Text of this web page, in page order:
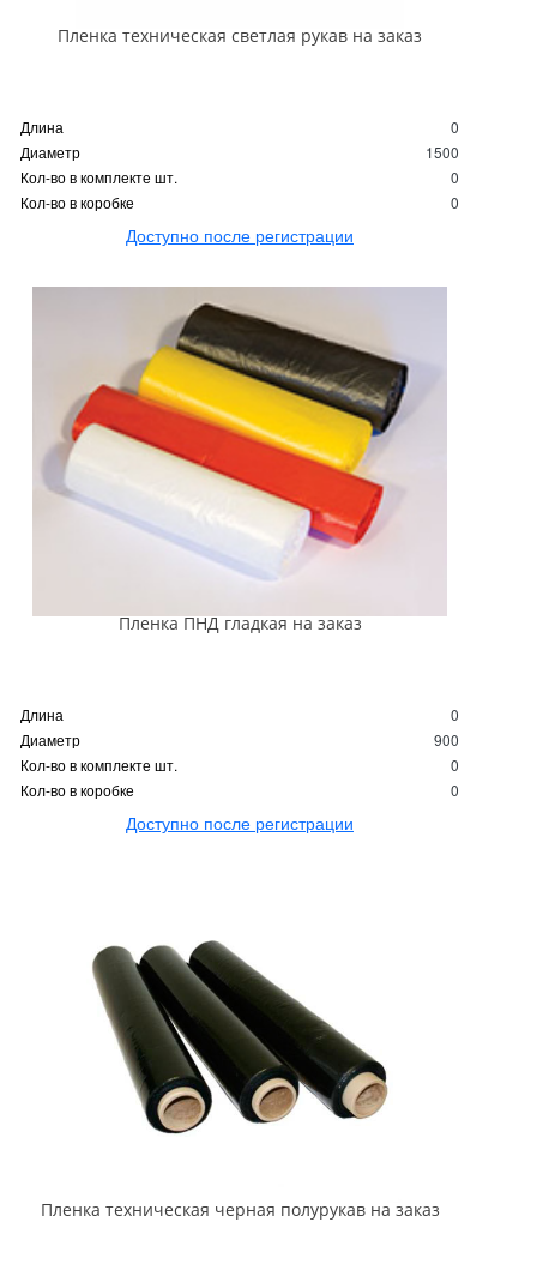
Пленка техническая светлая рукав на заказ
Длина
0
Диаметр
1500
Кол-во в комплекте шт.
0
Кол-во в коробке
0
Доступно после регистрации
Пленка ПНД гладкая на заказ
Длина
0
Диаметр
900
Кол-во в комплекте шт.
0
Кол-во в коробке
0
Доступно после регистрации
Пленка техническая черная полурукав на заказ